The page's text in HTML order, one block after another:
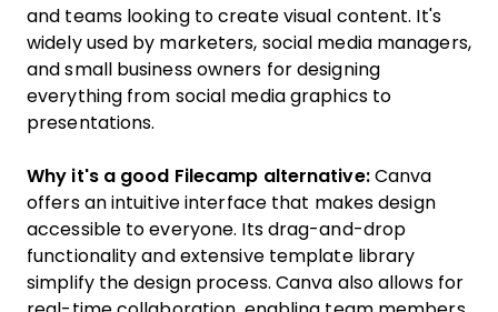
and teams looking to create visual content. It's
widely used by marketers, social media managers,
and small business owners for designing
everything from social media graphics to
presentations.
Why it's a good Filecamp alternative:Canva
offers an intuitive interface that makes design
accessible to everyone. Its drag-and-drop
functionality and extensive template library
simplify the design process. Canva also allows for